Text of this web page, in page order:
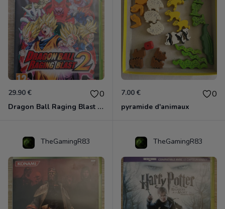
29.90 € 0
Dragon Ball Raging Blast 2 Xbox 360
7.00 € 0
pyramide d'animaux
TheGamingR83 TheGamingR83